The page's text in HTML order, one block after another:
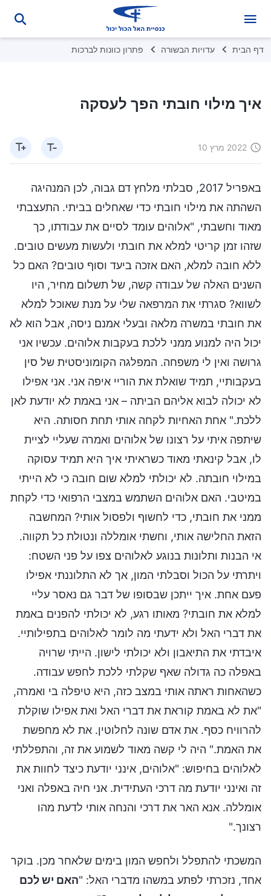
דף הבית עדויות הבשורה פתרון כוונות לברכות
איך מילוי חובתי הפך לעסקה
2022 מרץ 10
באפריל 2017, סבלתי מלחץ דם גבוה, לכן המנהיגה
השהתה את מילוי חובתי כדי שאחלים בביתי. התעצבתי
מאוד וחשבתי, "אלוהים עומד לסיים את עבודתו, כך
שזהו זמן קריטי למלא את חובתי ולעשות מעשים טובים.
ללא חובה למלא, האם אזכה ביעד וסוף טובים? האם כל
השנים האלה של עבודה קשה, של תשלום מחיר, היו
לשווא? סגרתי את המרפאה שלי על מנת שאוכל למלא
את חובתי במשרה מלאה ובעלי אמנם ניסה, אבל הוא לא
יכול היה למנוע ממני ללכת בעקבות אלוהים. עכשיו אני
גרושה ואין לי משפחה. המפלגה הקומוניסטית של סין
בעקבותיי, תמיד שואלת את הוריי איפה אני. אני אפילו
לא יכולה לבוא אליהם הביתה – אני באמת לא יודעת לאן
ללכת." אחת האחיות לקחה אותי תחת חסותה. היא
שיתפה איתי על רצונו של אלוהים ואמרה שעליי לציית
לו, אבל קינאתי מאוד כשראיתי איך היא תמיד עסוקה
במילוי חובתה. לא יכולתי למלא שום חובה כי לא הייתי
במיטבי. האם אלוהים השתמש במצבי הרפואי כדי לקחת
ממני את חובתי, כדי לחשוף ולפסול אותי? המחשבה
הזאת החלישה אותי, וחשתי אומללה ונטולת כל תקווה.
אי הבנות ותלונות בנוגע לאלוהים צפו על פני השטח:
ויתרתי על הכול וסבלתי המון, אך לא התלוננתי אפילו
פעם אחת. איך ייתכן שבסופו של דבר גם נאסר עליי
למלא את חובתי? מאותו רגע, לא יכולתי להפנים באמת
את דברי האל ולא ידעתי מה לומר לאלוהים בתפילותיי.
איבדתי את התיאבון ולא יכולתי לישון. הייתי שרויה
באפלה כה גדולה שאף שקלתי ללכת לחפש עבודה.
כשהאחות ראתה אותי במצב כזה, היא טיפלה בי ואמרה,
"את לא באמת קוראת את דברי האל ואת אפילו שוקלת
להרוויח כסף. את אדם שונה לחלוטין. את לא מחפשת
את האמת." היה לי קשה מאוד לשמוע את זה, והתפללתי
לאלוהים בחיפוש: "אלוהים, אינני יודעת כיצד לחוות את
זה ואינני יודעת מה דרכי העתידית. אני חיה באפלה ואני
אומללה. אנא האר את דרכי והנחה אותי לדעת מהו
רצונך."
המשכתי להתפלל ולחפש המון בימים שלאחר מכן. בוקר
אחד, נזכרתי לפתע במשהו מדברי האל: "האם יש לכם